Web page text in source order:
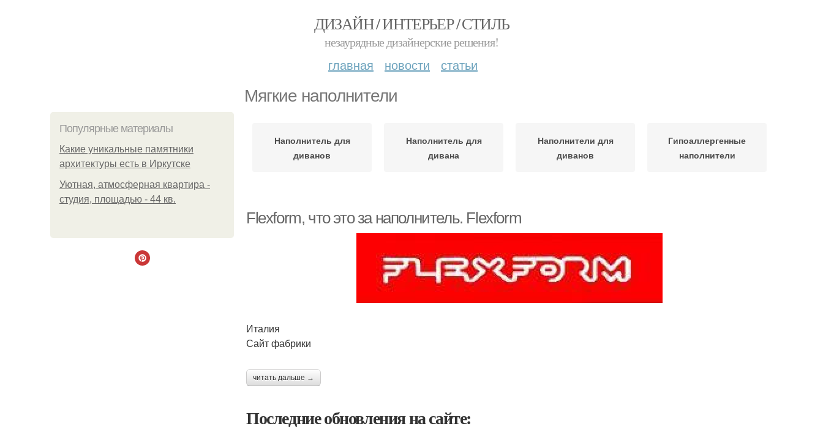
ДИЗАЙН / ИНТЕРЬЕР / СТИЛЬ
незаурядные дизайнерские решения!
главная новости статьи
Мягкие наполнители
Популярные материалы
Какие уникальные памятники
архитектуры есть в Иркутске
Уютная, атмосферная квартира -
студия, площадью - 44 кв.
Наполнитель для
диванов
Наполнитель для
дивана
Наполнители для
диванов
Гипоаллергенные
наполнители
Flexform, что это за наполнитель. Flexform
Италия
Сайт фабрики
читать дальше →
Последние обновления на сайте: